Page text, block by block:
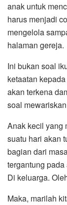
anak untuk
harus menjadi
mengelola
halaman gereja.
Ini bukan soal
ketaatan
akan terkena
soal
Anak kecil yang
suatu hari akan
bagian dari
tergantung
Di keluarga.
Maka, marilah